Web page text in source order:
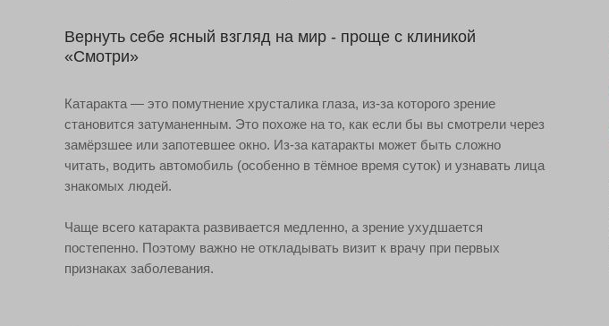
Вернуть себе ясный взгляд на мир - проще с клиникой
«Смотри»
Катаракта — это помутнение хрусталика глаза, из-за которого зрение
становится затуманенным. Это похоже на то, как если бы вы смотрели через
замёрзшее или запотевшее окно. Из-за катаракты может быть сложно
читать, водить автомобиль (особенно в тёмное время суток) и узнавать лица
знакомых людей.
Чаще всего катаракта развивается медленно, а зрение ухудшается
постепенно. Поэтому важно не откладывать визит к врачу при первых
признаках заболевания.